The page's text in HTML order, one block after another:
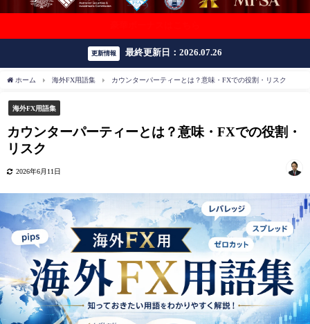
更新情報 最終更新日：2026.07.26
ホーム 海外FX用語集 カウンターパーティーとは？意味・FXでの役割・リスク
海外FX用語集
カウンターパーティーとは？意味・FXでの役割・
リスク
2026年6月11日